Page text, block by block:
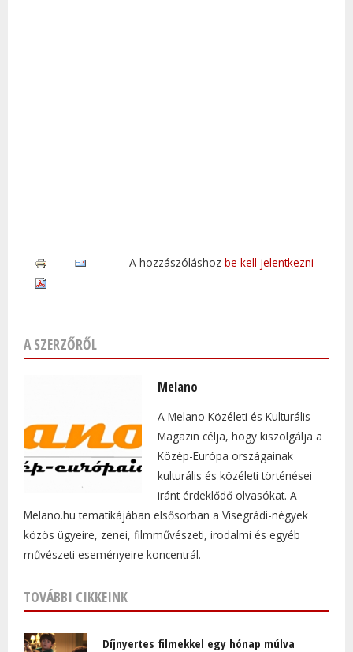
A hozzászóláshoz be kell jelentkezni
A SZERZŐRŐL
Melano
A Melano Közéleti és Kulturális
Magazin célja, hogy kiszolgálja a
Közép-Európa országainak
kulturális és közéleti történései
iránt érdeklődő olvasókat. A
Melano.hu tematikájában elsősorban a Visegrádi-négyek
közös ügyeire, zenei, filmművészeti, irodalmi és egyéb
művészeti eseményeire koncentrál.
TOVÁBBI CIKKEINK
Díjnyertes filmekkel egy hónap múlva